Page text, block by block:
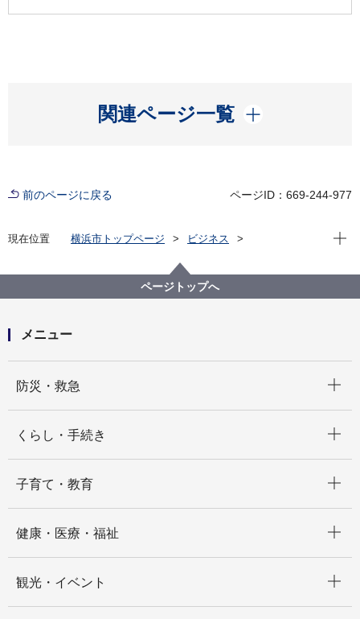
関連ページ一覧
開く
前のページに戻る ページID：669-244-977
現在位置 横浜市トップページ
ビジネス
平成２３年８月 市場月報
現在
ページトップへ
メニュー
防災・救急
くらし・手続き
子育て・教育
健康・医療・福祉
観光・イベント